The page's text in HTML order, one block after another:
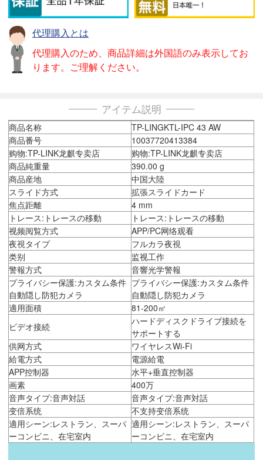
代理購入とは
代理購入のため、商品詳細は外国語のみ表示してお
ります。ご理解ください。
アイテム説明
商品名称
TP-LINGKTL-IPC 43 AW
商品番号
10037720413384
购物:TP-LINK龙麒专卖店
购物:TP-LINK龙麒专卖店
商品純重量
390.00 g
商品産地
中国大陸
スライド方式
拡張スライドカード
焦点距離
4 mm
トレース:トレースの移動
トレース:トレースの移動
视频阅覧方式
APP/PC网络观看
夜視タイプ
フルカラ夜視
类别
监视工作
警報方式
音響光学警報
プライバシー保護:カスタム条件
自動隠し防犯カメラ
プライバシー保護:カスタム条件
自動隠し防犯カメラ
適用面積
81-200㎡
ビデオ接続
ハードディスクドライブ接続を
サポートする
供网方式
ワイヤレスWi-Fi
給電方式
電源給電
APP控制器
水平+垂直控制器
画素
400万
音声タイプ:音声対話
音声タイプ:音声対話
变倍系统
不支持变倍系统
適用シーン:レストラン、スーパ
ーコンビニ、在宅室内
適用シーン:レストラン、スーパ
ーコンビニ、在宅室内